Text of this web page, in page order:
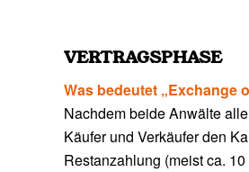
VERTRAGSPHASE
Was bedeutet „Exchange
Nachdem beide Anwälte
Käufer und Verkäufer den
Restanzahlung (meist ca.